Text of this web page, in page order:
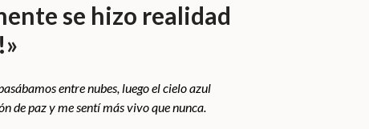
se hizo realidad
entre nubes, luego el cielo azul
de paz y me sentí más vivo que nunca.